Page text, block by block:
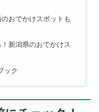
おでかけスポットも
新潟県のおでかけス
ック